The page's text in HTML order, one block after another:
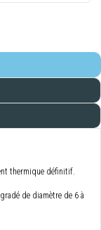
thermique définitif.
de diamètre de 6 à